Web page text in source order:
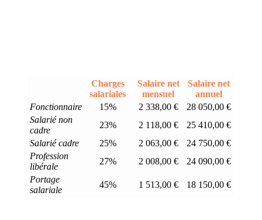
Charges
salariales
Salaire net
mensuel
Salaire net
annuel
Fonctionnaire
15% 2 338,00 €
28 050,00 €
Salarié non
cadre
23% 2 118,00 €
25 410,00 €
Salarié cadre
25% 2 063,00 €
24 750,00 €
Profession
libérale
27% 2 008,00 €
24 090,00 €
Portage
salariale
45% 1 513,00 € 18 150,00 €